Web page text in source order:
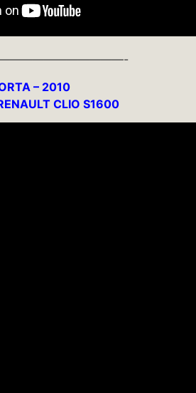
– 2010
CLIO S1600